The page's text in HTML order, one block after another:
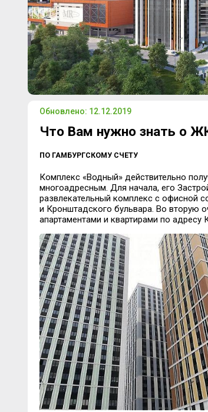
Обновлено: 12.12.2019
Что Вам нужно знать о
ПО ГАМБУРГСКОМУ СЧЕТУ
Комплекс «Водный» действительно
многоадресным. Для начала, его
развлекательный комплекс с офисной
и Кронштадского бульвара. Во вторую
апартаментами и квартирами по адресу